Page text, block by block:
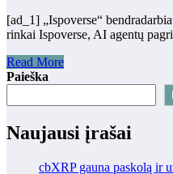
[ad_1] „Ispoverse“
rinkai Ispoverse, AI agentų
Read More
Paieška
Naujausi įrašai
cbXRP gauna paskolą ir